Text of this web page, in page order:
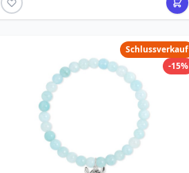
Schlussverkauf
-15%